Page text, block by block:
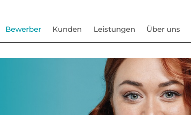
Bewerber Kunden Leistungen Über uns